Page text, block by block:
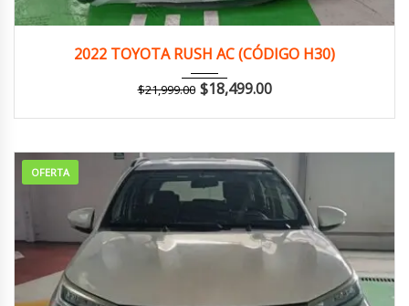
149,000 km
2022 TOYOTA RUSH AC (CÓDIGO H30)
$21,999.00 $18,499.00
OFERTA